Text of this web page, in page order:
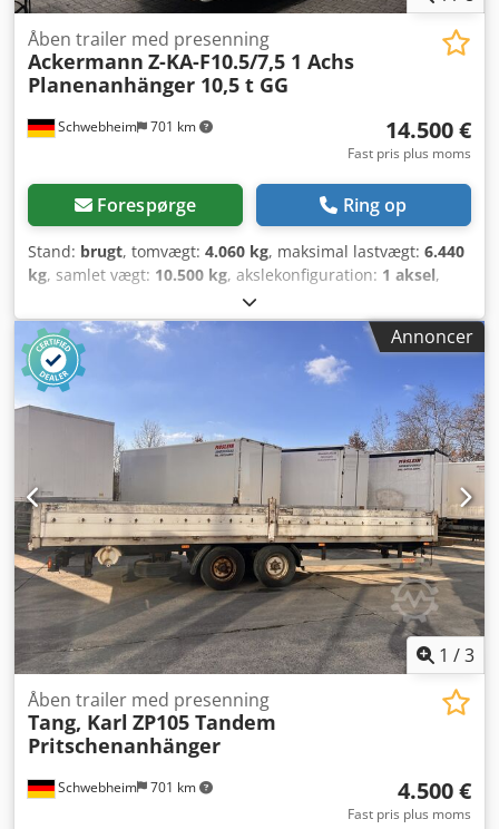
Schwebheim 701 km
Åben trailer med presenning
Ackermann Z-KA-F10.5/7,5 1 Achs
Planenanhänger 10,5 t GG
14.500 €
Fast pris plus moms
Forespørge Ring op
Stand: brugt, tomvægt: 4.060 kg, maksimal lastvægt: 6.440
kg, samlet vægt: 10.500 kg, akslekonfiguration: 1 aksel,
, længde af lastrum:
læsningsbredde:2.470 mm, lastepladshøjde:3.100 mm,
lastepladsvolumen:
luft
, dækstørrelse:
235/75R17,5
, geartype:anden
forhjulsdækstørrelse:
, bagdækseldimension:
235/75R17,5
, førerhus: , emissionsklasse: ingen,
ABS, trykluftbremse, -- Trykfejl, fejl og ændringer
forbeholdes, eksempelbilleder --, Flere data under: !, Flere
detaljer: ! Dsdpfx Ajzr Sbhsggjck
Annoncer
1 /3
Schwebheim 701 km
Åben trailer med presenning
Tang, Karl ZP105 Tandem
Pritschenanhänger
4.500 €
Fast pris plus moms